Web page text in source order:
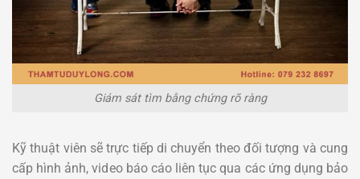
Giám sát tìm bằng chứng rõ ràng
Kỹ thuật viên sẽ trực tiếp di chuyển theo đối tượng và cung
cấp hình ảnh, video báo cáo liên tục qua các ứng dụng bảo